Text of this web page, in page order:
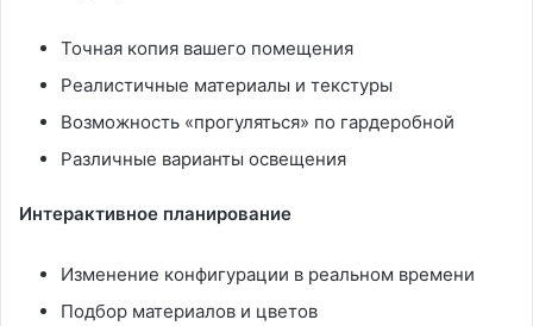
Точная копия вашего помещения
Реалистичные материалы и текстуры
Возможность «прогуляться» по гардеробной
Различные варианты освещения
Интерактивное планирование
Изменение конфигурации в реальном времени
Подбор материалов и цветов